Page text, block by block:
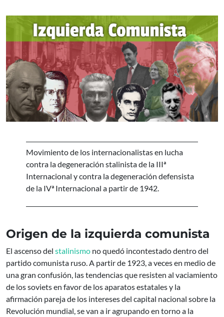
Movimiento de los internacionalistas en lucha
contra la degeneración stalinista de la IIIª
Internacional y contra la degeneración defensista
de la IVª Internacional a partir de 1942.
Origen de la izquierda comunista
El ascenso del stalinismo no quedó incontestado dentro del
partido comunista ruso. A partir de 1923, a veces en medio de
una gran confusión, las tendencias que resisten al vaciamiento
de los soviets en favor de los aparatos estatales y la
afirmación pareja de los intereses del capital nacional sobre la
Revolución mundial, se van a ir agrupando en torno a la